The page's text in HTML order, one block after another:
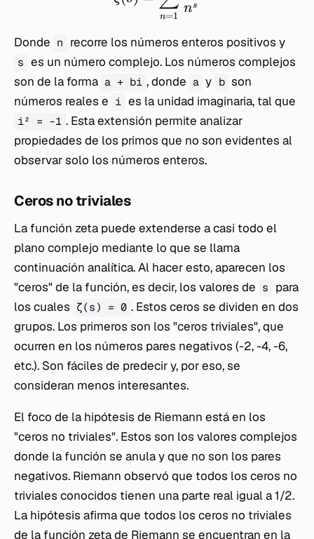
n=1
ns
Donde n recorre los números enteros positivos y
s es un número complejo. Los números complejos
son de la forma a + bi , donde a y b son
números reales e i es la unidad imaginaria, tal que
i² = -1 . Esta extensión permite analizar
propiedades de los primos que no son evidentes al
observar solo los números enteros.
Ceros no triviales
La función zeta puede extenderse a casi todo el
plano complejo mediante lo que se llama
continuación analítica. Al hacer esto, aparecen los
"ceros" de la función, es decir, los valores de s para
los cuales ζ(s) = 0 . Estos ceros se dividen en dos
grupos. Los primeros son los "ceros triviales", que
ocurren en los números pares negativos (-2, -4, -6,
etc.). Son fáciles de predecir y, por eso, se
consideran menos interesantes.
El foco de la hipótesis de Riemann está en los
"ceros no triviales". Estos son los valores complejos
donde la función se anula y que no son los pares
negativos. Riemann observó que todos los ceros no
triviales conocidos tienen una parte real igual a 1/2.
La hipótesis afirma que todos los ceros no triviales
de la función zeta de Riemann se encuentran en la